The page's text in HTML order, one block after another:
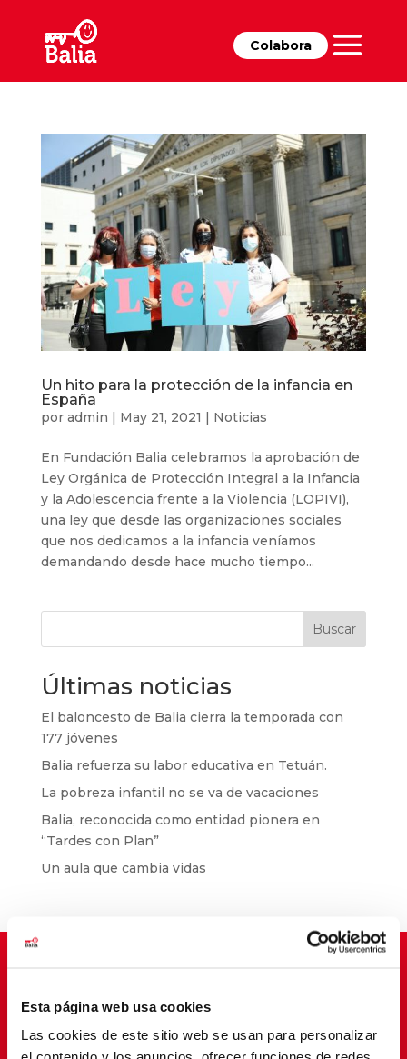
Esta página web usa cookies
Las cookies de este sitio web se usan para personalizar
Colabora
Un hito para la protección de la infancia en
España
por admin | May 21, 2021 | Noticias
En Fundación Balia celebramos la aprobación de
Ley Orgánica de Protección Integral a la Infancia
y la Adolescencia frente a la Violencia (LOPIVI),
una ley que desde las organizaciones sociales
que nos dedicamos a la infancia veníamos
demandando desde hace mucho tiempo...
Buscar
Últimas noticias
El baloncesto de Balia cierra la temporada con
177 jóvenes
Balia refuerza su labor educativa en Tetuán.
La pobreza infantil no se va de vacaciones
Balia, reconocida como entidad pionera en
“Tardes con Plan”
Un aula que cambia vidas
Suscríbete para cambiar vidas